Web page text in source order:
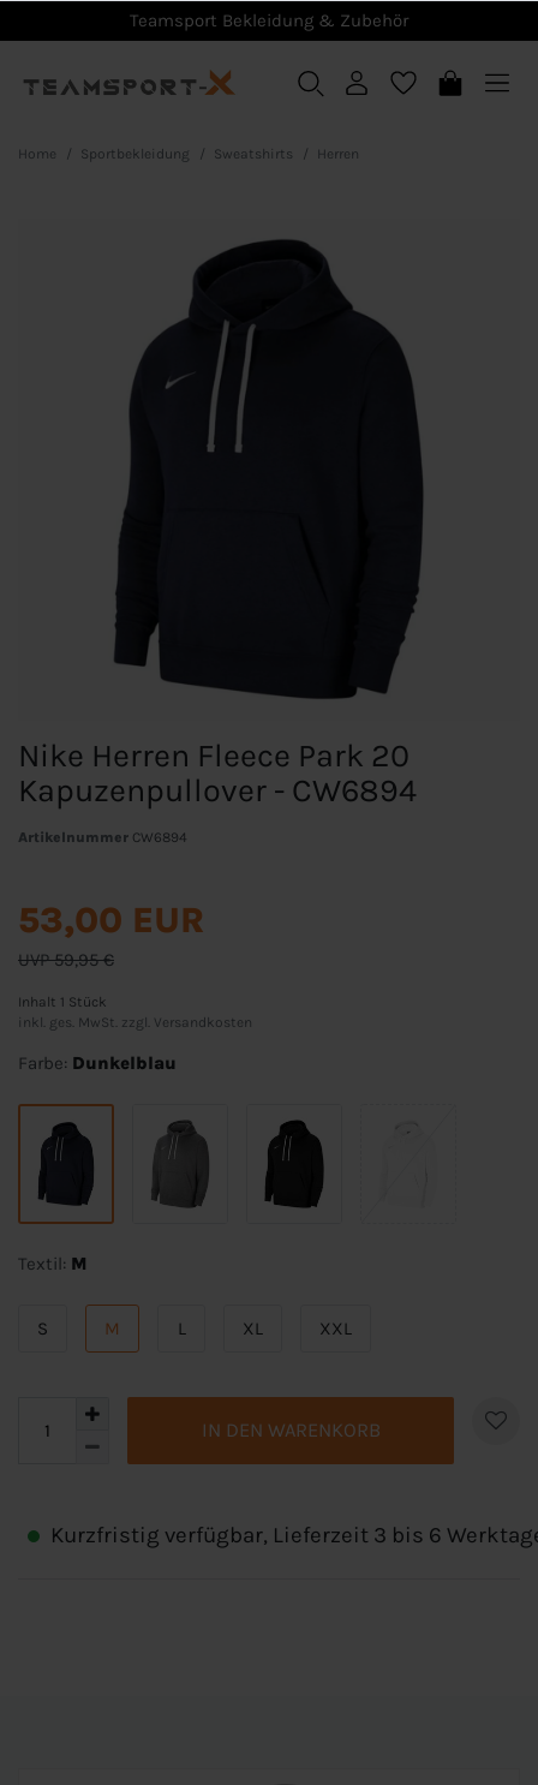
Teamsport Bekleidung & Zubehör
Home Sportbekleidung Sweatshirts Herren
Nike Herren Fleece Park 20
Kapuzenpullover - CW6894
Artikelnummer CW6894
UVP 59,95 €
53,00 EUR
Inhalt 1 Stück
inkl. ges. MwSt. zzgl.
Versandkosten
Farbe: Dunkelblau
Textil: M
S M L XL XXL
IN DEN WARENKORB
Kurzfristig verfügbar, Lieferzeit 3 bis 6